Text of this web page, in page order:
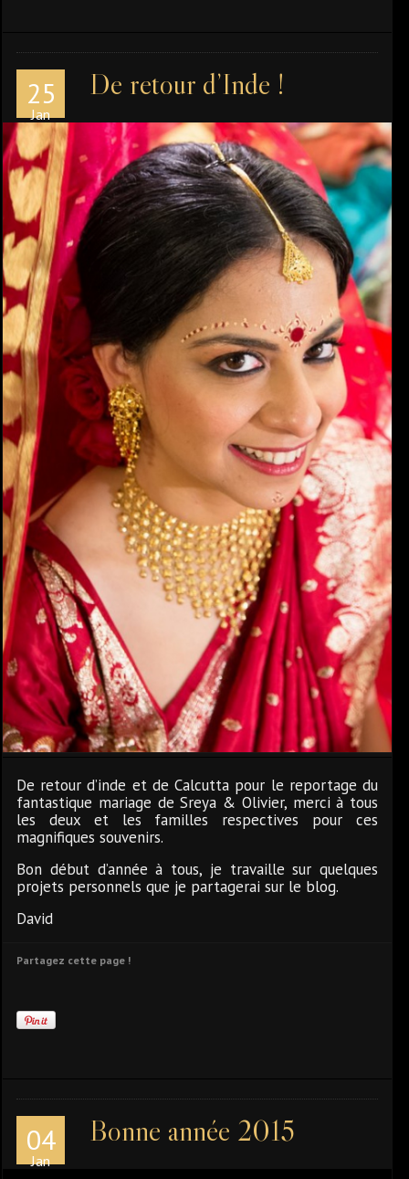
25
Jan
De retour d’Inde !
De retour d’inde et de Calcutta pour le reportage du
fantastique mariage de Sreya & Olivier, merci à tous
les deux et les familles respectives pour ces
magnifiques souvenirs.
Bon début d’année à tous, je travaille sur quelques
projets personnels que je partagerai sur le blog.
David
Partagez cette page !
04
Jan
Bonne année 2015